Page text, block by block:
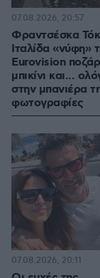
Φραντσέσκα
Ιταλίδα «νύφη»
Eurovision
μπικίνι και...
στην μπανιέρα
φωτογραφίες
07.08.2026, 20:57
07.08.2026, 20:11